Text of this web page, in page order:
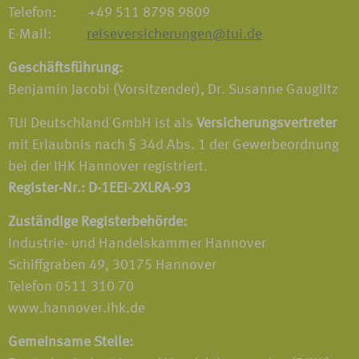
Telefon: +49 511 8798 9809
E-Mail:
reiseversicherungen@tui.de
Geschäftsführung:
Benjamin Jacobi (Vorsitzender), Dr. Susanne Gauglitz
TUI Deutschland GmbH ist als Versicherungsvertreter
mit Erlaubnis nach § 34d Abs. 1 der Gewerbeordnung
bei der IHK Hannover registriert.
Register-Nr.: D-1EEI-2XLRA-93
Zuständige Registerbehörde:
Industrie- und Handelskammer Hannover
Schiffgraben 49, 30175 Hannover
Telefon 0511 310 70
www.hannover.ihk.de
Gemeinsame Stelle: